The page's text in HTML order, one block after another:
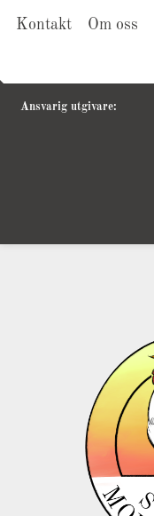
Kontakt Om oss
Ansvarig utgivare: